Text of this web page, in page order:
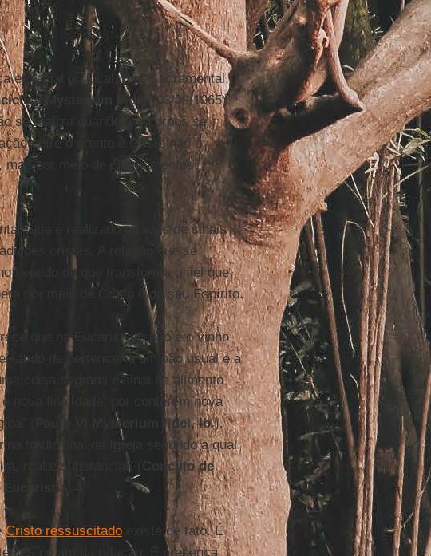
espacial ou local, mas sacramental,
Mysterium Fidei(03/09/1965)
se realiza quando "os corpos se
entre o crente e Cristo não é
por meio de chamamentos
(que é realizado através de sinais
cristãs. A relação que se
sentido de que transforma o fiel que
por meio de Cristo e do seu Espírito.
que na Eucaristia o pão e o vinho
de pertencer a um pão usual e a
coisa sagrada e sinal de alimento
nova finalidade, por conterem nova
(
Paulo VI Mysterium fidei, ib.).
tradicional da Igreja segundo a qual
real e substancial" (
Concílio de
4
Cristo ressuscitadoexiste de fato. É
no ato da relação. É presença